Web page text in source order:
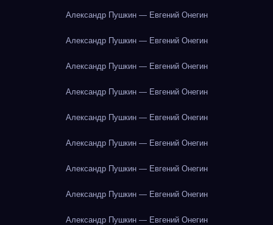
Александр Пушкин — Евгений Онегин
Александр Пушкин — Евгений Онегин
Александр Пушкин — Евгений Онегин
Александр Пушкин — Евгений Онегин
Александр Пушкин — Евгений Онегин
Александр Пушкин — Евгений Онегин
Александр Пушкин — Евгений Онегин
Александр Пушкин — Евгений Онегин
Александр Пушкин — Евгений Онегин